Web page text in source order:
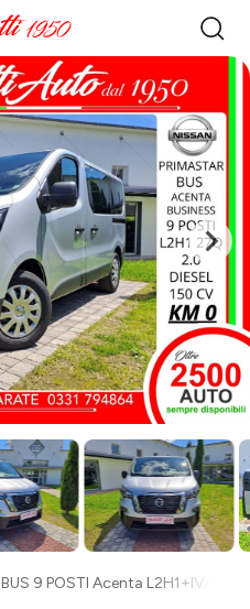
BUS 9 POSTI Acenta L2H1+IVA -